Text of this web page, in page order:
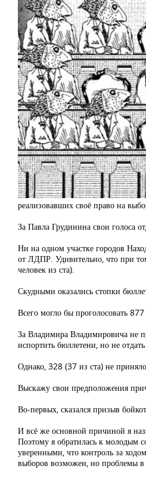
реализовавших своё право на
За Павла Грудинина свои голоса
Ни на одном участке городов
от ЛДПР. Удивительно, что при
человек из ста).
Скудными оказались стопки
Всего могло бы проголосовать 877
За Владимира Владимировича не
испортить бюллетени, но не
Однако, 328 (37 из ста) не
Выскажу свои предположения
Во-первых, сказался призыв
И всё же основной причиной я
Поэтому я обратилась к молодым
уверенными, что контроль за
выборов возможен, но проблемы в